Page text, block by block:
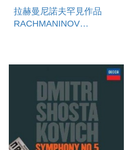
拉赫曼尼諾夫罕見作品
RACHMANINOV